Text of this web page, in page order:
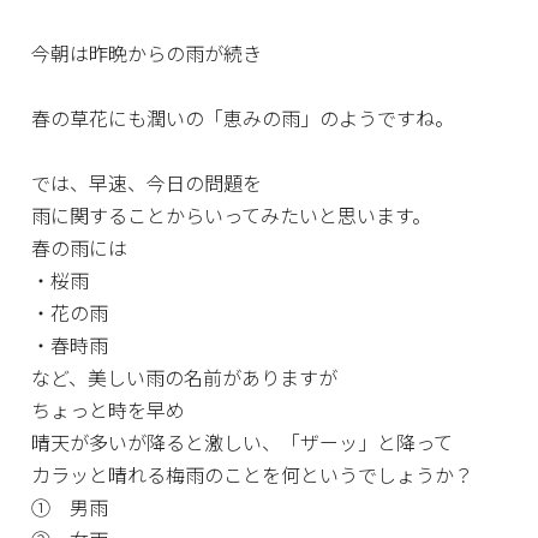
今朝は昨晩からの雨が続き
春の草花にも潤いの「恵みの雨」のようですね。
では、早速、今日の問題を
雨に関することからいってみたいと思います。
春の雨には
・桜雨
・花の雨
・春時雨
など、美しい雨の名前がありますが
ちょっと時を早め
晴天が多いが降ると激しい、「ザーッ」と降って
カラッと晴れる梅雨のことを何というでしょうか？
① 男雨